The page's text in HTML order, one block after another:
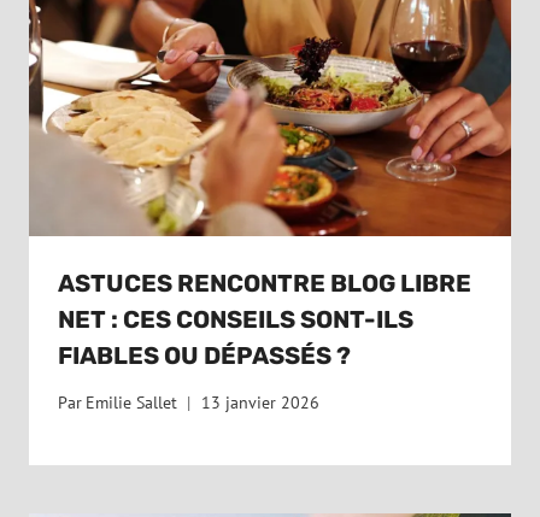
ASTUCES RENCONTRE BLOG LIBRE
NET : CES CONSEILS SONT-ILS
FIABLES OU DÉPASSÉS ?
Par Emilie Sallet 13 janvier 2026